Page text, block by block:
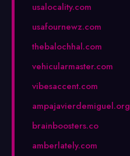
usalocality.com
usafournewz.com
thebalochhal.com
vehicularmaster.com
vibesaccent.com
ampajavierdemiguel.org
brainboosters.co
amberlately.com